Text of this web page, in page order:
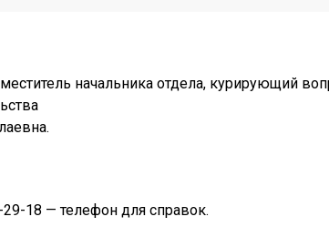
начальника отдела, курирующий
18 — телефон для справок.